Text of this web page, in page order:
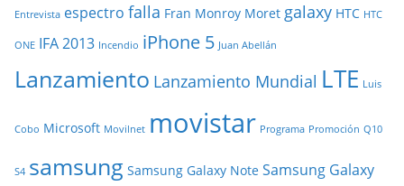
Entrevista espectro falla Fran Monroy Moret galaxy HTC HTC
ONE IFA 2013 Incendio iPhone 5 Juan Abellán
Lanzamiento Lanzamiento Mundial LTE Luis
Cobo Microsoft Movilnet movistar Programa Promoción Q10
S4 samsung Samsung Galaxy Note Samsung Galaxy